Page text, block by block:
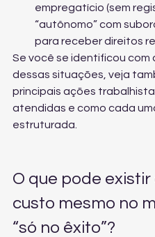
empregatício (sem
“autônomo” com
para receber direitos
Se você se identificou com
dessas situações, veja
principais ações
atendidas e como cada
estruturada.
O que pode existir
custo mesmo no
“só no êxito”?